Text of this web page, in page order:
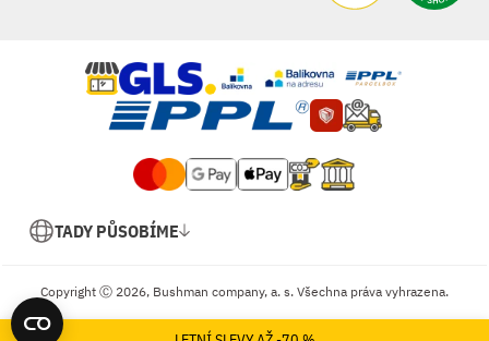
TADY PŮSOBÍME
Copyright Ⓒ 2026, Bushman company, a. s. Všechna práva vyhrazena.
Tvorba e-shopů na míru